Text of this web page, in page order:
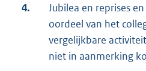
4.
Jubilea en reprises
oordeel van het
vergelijkbare
niet in aanmerking